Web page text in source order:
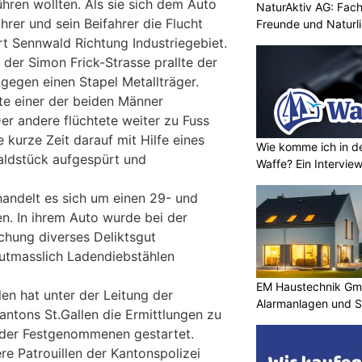
wollten. Als sie sich dem Auto
und sein Beifahrer die Flucht
Sennwald Richtung Industriegebiet.
Simon Frick-Strasse prallte der
einen Stapel Metallträger.
einer der beiden Männer
andere flüchtete weiter zu Fuss
kurze Zeit darauf mit Hilfe eines
aufgespürt und
es sich um einen 29- und
In ihrem Auto wurde bei der
diverses Deliktsgut
Ladendiebstählen
hat unter der Leitung der
St.Gallen die Ermittlungen zu
Festgenommenen gestartet.
Patrouillen der Kantonspolizei
NaturAktiv AG:
Freunde und
Wie komme ich in
Waffe? Ein
EM Haustechnik
Alarmanlagen und